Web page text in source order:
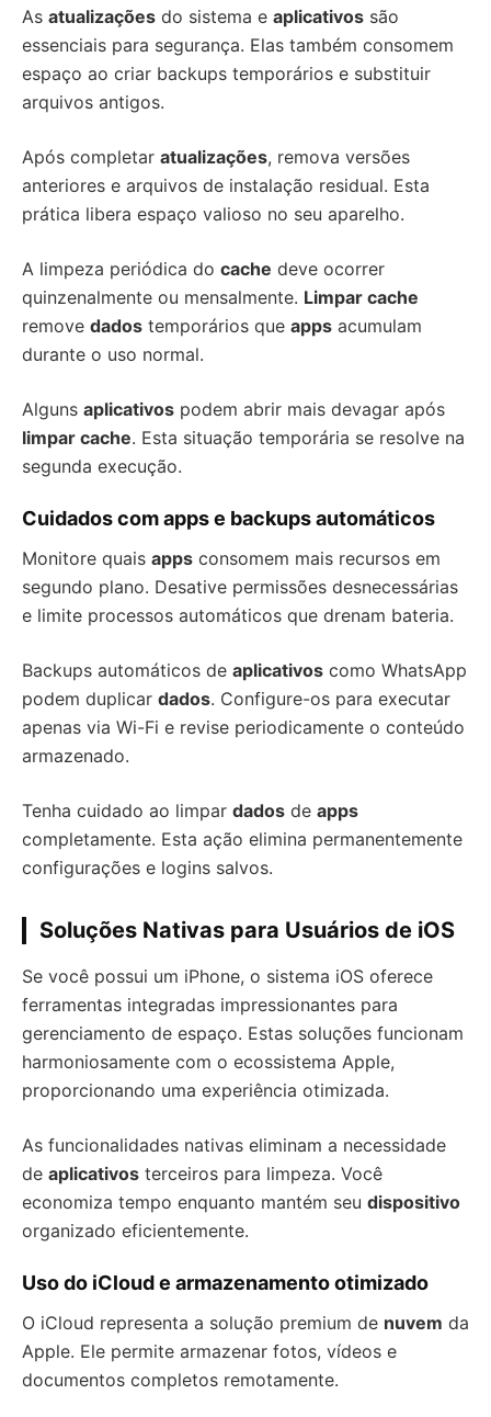
As atualizações do sistema e aplicativos são
essenciais para segurança. Elas também consomem
espaço ao criar backups temporários e substituir
arquivos antigos.
Após completar atualizações, remova versões
anteriores e arquivos de instalação residual. Esta
prática libera espaço valioso no seu aparelho.
A limpeza periódica do cache deve ocorrer
quinzenalmente ou mensalmente. Limpar cache
remove dados temporários que apps acumulam
durante o uso normal.
Alguns aplicativos podem abrir mais devagar após
limpar cache. Esta situação temporária se resolve na
segunda execução.
Cuidados com apps e backups automáticos
Monitore quais apps consomem mais recursos em
segundo plano. Desative permissões desnecessárias
e limite processos automáticos que drenam bateria.
Backups automáticos de aplicativos como WhatsApp
podem duplicar dados. Configure-os para executar
apenas via Wi-Fi e revise periodicamente o conteúdo
armazenado.
Tenha cuidado ao limpar dados de apps
completamente. Esta ação elimina permanentemente
configurações e logins salvos.
Soluções Nativas para Usuários de iOS
Se você possui um iPhone, o sistema iOS oferece
ferramentas integradas impressionantes para
gerenciamento de espaço. Estas soluções funcionam
harmoniosamente com o ecossistema Apple,
proporcionando uma experiência otimizada.
As funcionalidades nativas eliminam a necessidade
de aplicativos terceiros para limpeza. Você
economiza tempo enquanto mantém seu dispositivo
organizado eficientemente.
Uso do iCloud e armazenamento otimizado
O iCloud representa a solução premium de nuvem da
Apple. Ele permite armazenar fotos, vídeos e
documentos completos remotamente.